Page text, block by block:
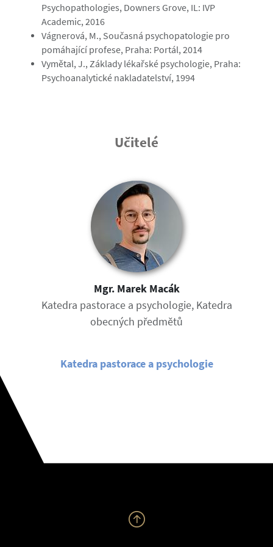
Psychopathologies, Downers Grove, IL: IVP
Academic, 2016
Vágnerová, M., Současná psychopatologie pro
pomáhající profese, Praha: Portál, 2014
Vymětal, J., Základy lékařské psychologie, Praha:
Psychoanalytické nakladatelství, 1994
Učitelé
Mgr. Marek Macák
Katedra pastorace a psychologie, Katedra
obecných předmětů
Katedra pastorace a psychologie